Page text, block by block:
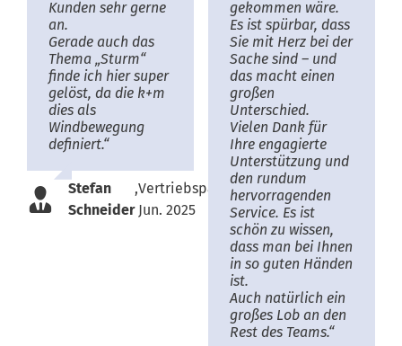
Kunden sehr gerne
an.
Gerade auch das
Thema „Sturm“
finde ich hier super
gelöst, da die k+m
dies als
Windbewegung
definiert.“
Stefan
Schneider
,Vertriebspartner,
Jun. 2025
gekommen wäre.
Es ist spürbar, dass
Sie mit Herz bei der
Sache sind – und
das macht einen
großen
Unterschied.
Vielen Dank für
Ihre engagierte
Unterstützung und
den rundum
hervorragenden
Service. Es ist
schön zu wissen,
dass man bei Ihnen
in so guten Händen
ist.
Auch natürlich ein
großes Lob an den
Rest des Teams.“